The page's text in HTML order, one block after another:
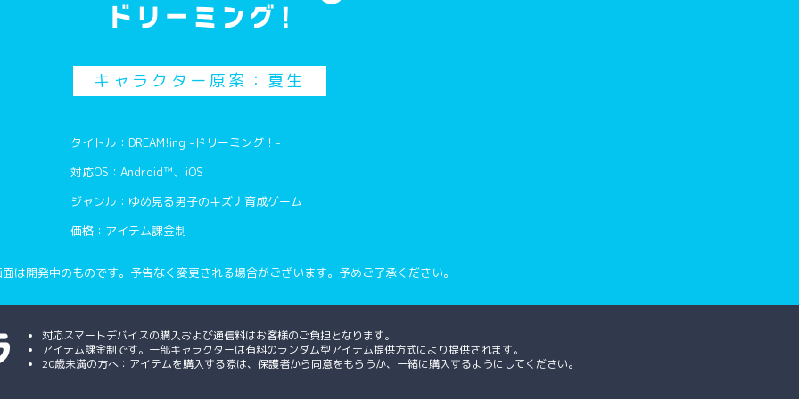
キャラクター原案：夏生
タイトル：DREAM!ing -ドリーミング！-
対応OS：Android™、iOS
ジャンル：ゆめ見る男子のキズナ育成ゲーム
価格：アイテム課金制
は開発中のものです。予告なく変更される場合がございます。予めご了承ください。
対応スマートデバイスの購入および通信料はお客様のご負担となります。
アイテム課金制です。一部キャラクターは有料のランダム型アイテム提供方式により提供されます。
20歳未満の方へ：アイテムを購入する際は、保護者から同意をもらうか、一緒に購入するようにしてください。